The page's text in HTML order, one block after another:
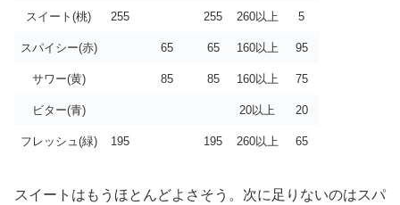
スイート(桃) 255 255 260以上 5
スパイシー(赤) 65 65 160以上 95
サワー(黄) 85 85 160以上 75
ビター(青) 20以上 20
フレッシュ(緑) 195 195 260以上 65
スイートはもうほとんどよさそう。次に足りないのはスパ